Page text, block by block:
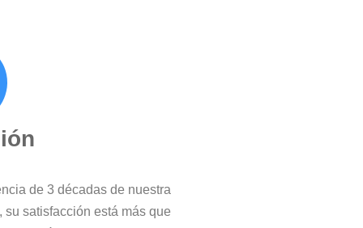
de 3 décadas de nuestra
satisfacción está más que